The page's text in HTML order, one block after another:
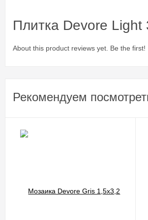
Плитка Devore
About this product reviews yet. Be the first!
Рекомендуем